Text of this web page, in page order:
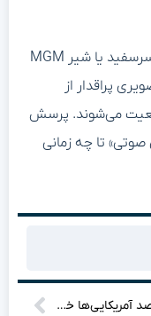
پدیده‌های مانند صدای جایگزین عقاب سرسفید یا شیر MGM
پراقدار از
می‌شوند. پرسش
تا چه زمانی
چرا ۸۰ درصد آمریکایی‌ها خود را ثروتمند نمی‌دانند؟